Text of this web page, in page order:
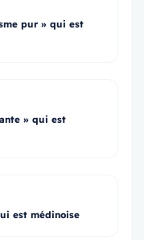
pur » qui est
» qui est
est médinoise